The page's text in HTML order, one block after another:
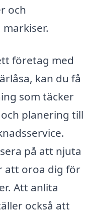
och
företag med
kan du få
som täcker
planering till
på att njuta
att oroa dig för
Att anlita
också att